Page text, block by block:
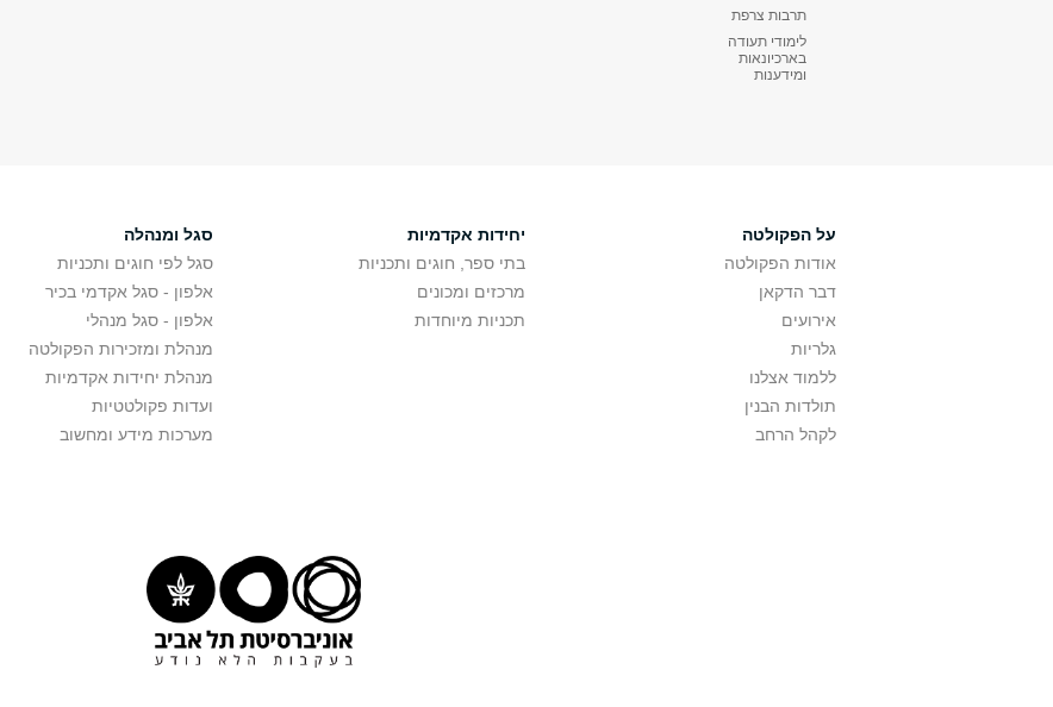
תרבות צרפת
לימודי תעודה
בארכיונאות
ומידענות
על הפקולטה
אודות הפקולטה
דבר הדקאן
אירועים
גלריות
ללמוד אצלנו
תולדות הבנין
לקהל הרחב
יחידות אקדמיות
בתי ספר, חוגים ותכניות
מרכזים ומכונים
תכניות מיוחדות
סגל ומנהלה
סגל לפי חוגים ותכניות
אלפון - סגל אקדמי בכיר
אלפון - סגל מנהלי
מנהלת ומזכירות הפקולטה
מנהלת יחידות אקדמיות
ועדות פקולטטיות
מערכות מידע ומחשוב